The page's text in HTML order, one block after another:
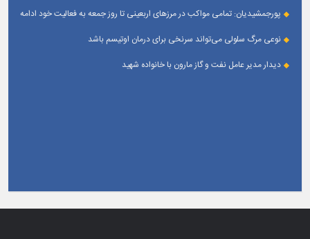
پورجمشیدیان: تمامی مواکب در مرزهای اربعینی تا روز جمعه به فعالیت خود ادامه
نوعی مرگ سلولی می‌تواند سرنخی برای درمان اوتیسم باشد
دیدار مدیر عامل نفت و گاز مارون با خانواده شهید